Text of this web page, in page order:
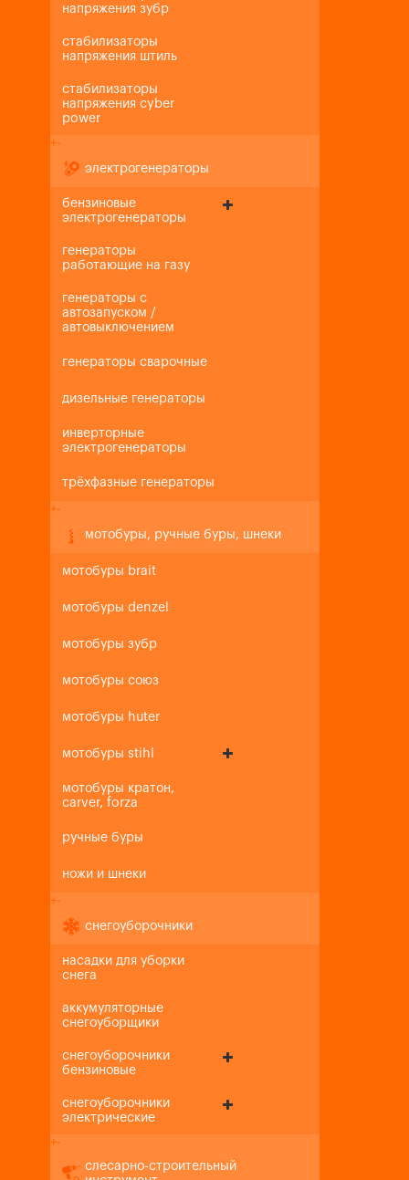
напряжения зубр
стабилизаторы
напряжения штиль
стабилизаторы
напряжения cyber
power
+-
электрогенераторы
бензиновые
электрогенераторы
генераторы
работающие на газу
генераторы с
автозапуском /
автовыключением
генераторы сварочные
дизельные генераторы
инверторные
электрогенераторы
трёхфазные генераторы
+-
мотобуры, ручные буры, шнеки
мотобуры brait
мотобуры denzel
мотобуры зубр
мотобуры союз
мотобуры huter
мотобуры stihl
мотобуры кратон,
carver, forza
ручные буры
ножи и шнеки
+-
снегоуборочники
насадки для уборки
снега
аккумуляторные
снегоуборщики
снегоуборочники
бензиновые
снегоуборочники
электрические
+-
слесарно-строительный